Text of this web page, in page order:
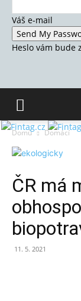
Váš e-mail
Heslo vám bude
Domů Domácí
ČR má
11. 5. 2021